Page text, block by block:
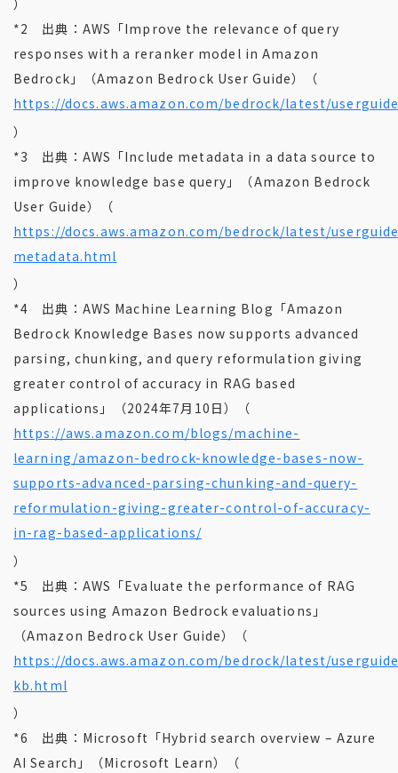
）
*2 出典：AWS「Improve the relevance of query
responses with a reranker model in Amazon
Bedrock」（Amazon Bedrock User Guide）（
https://docs.aws.amazon.com/bedrock/latest/
）
*3 出典：AWS「Include metadata in a data source to
improve knowledge base query」（Amazon Bedrock
User Guide）（
https://docs.aws.amazon.com/bedrock/latest/
metadata.html
）
*4 出典：AWS Machine Learning Blog「Amazon
Bedrock Knowledge Bases now supports advanced
parsing, chunking, and query reformulation giving
greater control of accuracy in RAG based
applications」（2024年7月10日）（
https://aws.amazon.com/blogs/machine-
learning/amazon-bedrock-knowledge-bases-now-
supports-advanced-parsing-chunking-and-query-
reformulation-giving-greater-control-of-accuracy-
in-rag-based-applications/
）
*5 出典：AWS「Evaluate the performance of RAG
sources using Amazon Bedrock evaluations」
（Amazon Bedrock User Guide）（
https://docs.aws.amazon.com/bedrock/latest/
kb.html
）
*6 出典：Microsoft「Hybrid search overview – Azure
AI Search」（Microsoft Learn）（